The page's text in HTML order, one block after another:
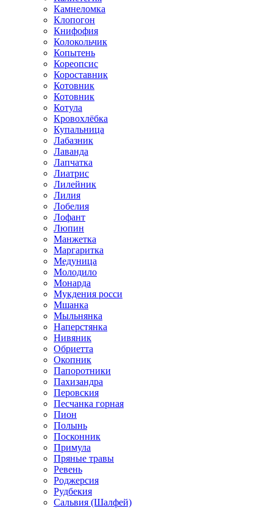
Камнеломка
Клопогон
Книфофия
Колокольчик
Копытень
Кореопсис
Короставник
Котовник
Котовник
Котула
Кровохлёбка
Купальница
Лабазник
Лаванда
Лапчатка
Лиатрис
Лилейник
Лилия
Лобелия
Лофант
Люпин
Манжетка
Маргаритка
Медуница
Молодило
Монарда
Мукдения росси
Мшанка
Мыльнянка
Наперстянка
Нивяник
Обриетта
Окопник
Папоротники
Пахизандра
Перовския
Песчанка горная
Пион
Полынь
Посконник
Примула
Пряные травы
Ревень
Роджерсия
Рудбекия
Сальвия (Шалфей)